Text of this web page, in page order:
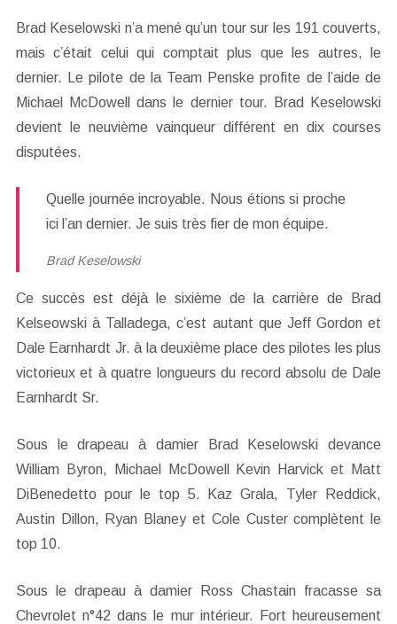
Brad Keselowski n’a mené qu’un tour sur les 191 couverts,
mais c’était celui qui comptait plus que les autres, le
dernier. Le pilote de la Team Penske profite de l’aide de
Michael McDowell dans le dernier tour. Brad Keselowski
devient le neuvième vainqueur différent en dix courses
disputées.
Quelle journée incroyable. Nous étions si proche
ici l’an dernier. Je suis très fier de mon équipe.
Brad Keselowski
Ce succès est déjà le sixième de la carrière de Brad
Kelseowski à Talladega, c’est autant que Jeff Gordon et
Dale Earnhardt Jr. à la deuxième place des pilotes les plus
victorieux et à quatre longueurs du record absolu de Dale
Earnhardt Sr.
Sous le drapeau à damier Brad Keselowski devance
William Byron, Michael McDowell Kevin Harvick et Matt
DiBenedetto pour le top 5. Kaz Grala, Tyler Reddick,
Austin Dillon, Ryan Blaney et Cole Custer complètent le
top 10.
Sous le drapeau à damier Ross Chastain fracasse sa
Chevrolet n°42 dans le mur intérieur. Fort heureusement